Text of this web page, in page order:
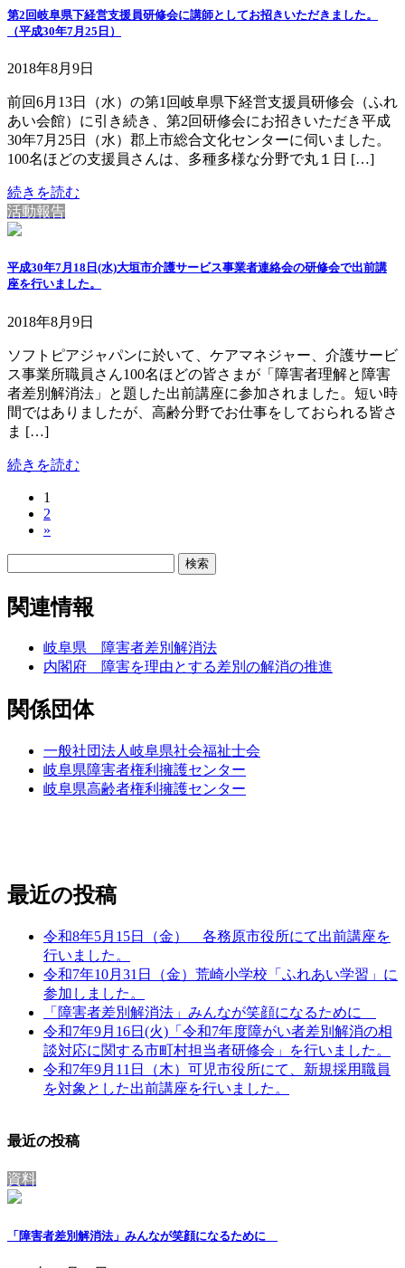
第2回岐阜県下経営支援員研修会に講師としてお招きいただきました。
（平成30年7月25日）
2018年8月9日
前回6月13日（水）の第1回岐阜県下経営支援員研修会（ふれ
あい会館）に引き続き、第2回研修会にお招きいただき平成
30年7月25日（水）郡上市総合文化センターに伺いました。
100名ほどの支援員さんは、多種多様な分野で丸１日 […]
続きを読む
活動報告
平成30年7月18日(水)大垣市介護サービス事業者連絡会の研修会で出前講
座を行いました。
2018年8月9日
ソフトピアジャパンに於いて、ケアマネジャー、介護サービ
ス事業所職員さん100名ほどの皆さまが「障害者理解と障害
者差別解消法」と題した出前講座に参加されました。短い時
間ではありましたが、高齢分野でお仕事をしておられる皆さ
ま […]
続きを読む
の
ー
り
固
定
ペ
ー
ジ
1
固
定
ペ
ー
2
»
関連情報
岐阜県 障害者差別解消法
内閣府 障害を理由とする差別の解消の推進
関係団体
一般社団法人岐阜県社会福祉士会
岐阜県障害者権利擁護センター
岐阜県高齢者権利擁護センター
最近の投稿
令和8年5月15日（金） 各務原市役所にて出前講座を
行いました。
令和7年10月31日（金）荒崎小学校「ふれあい学習」に
参加しました。
「障害者差別解消法」みんなが笑顔になるために
令和7年9月16日(火)「令和7年度障がい者差別解消の相
談対応に関する市町村担当者研修会」を行いました。
令和7年9月11日（木）可児市役所にて、新規採用職員
を対象とした出前講座を行いました。
最近の投稿
資料
「障害者差別解消法」みんなが笑顔になるために